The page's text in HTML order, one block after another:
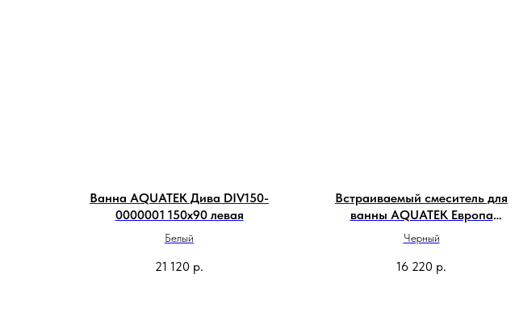
Ванна AQUATEK Дива DIV150-
0000001 150х90 левая
Белый
21 120 р.
Встраиваемый смеситель для
ванны AQUATEK Европа
AQ1346MB
Черный
16 220 р.